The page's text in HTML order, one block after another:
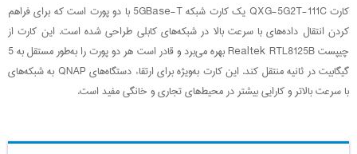
کارت QXG-5G2T-111C یک کارت شبکه 5GBase-T با دو پورت است که برای فراهم
کردن انتقال داده‌های با سرعت بالا در شبکه‌های کابلی طراحی شده است. این کارت از
چیپست Realtek RTL8125B بهره می‌برد و قادر است هر دو پورت را به‌طور مستقل به 5
گیگابیت در ثانیه منتقل کند. این کارت به‌ویژه برای ارتقاء دستگاه‌های QNAP به شبکه‌های
با سرعت بالاتر و کارایی بیشتر در محیط‌های تجاری و خانگی مفید است.